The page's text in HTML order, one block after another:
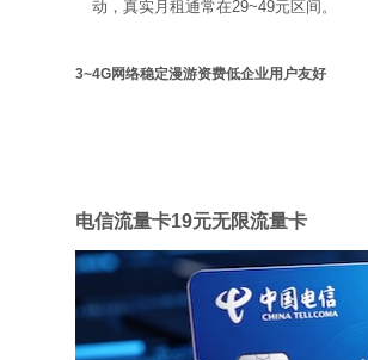
动，真实月租通常在29~49元区间。
3~4G网络稳定漫游资费低企业用户友好
电信流量卡19元无限流量卡